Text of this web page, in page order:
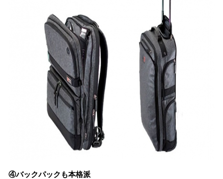
④バックパックも本格派